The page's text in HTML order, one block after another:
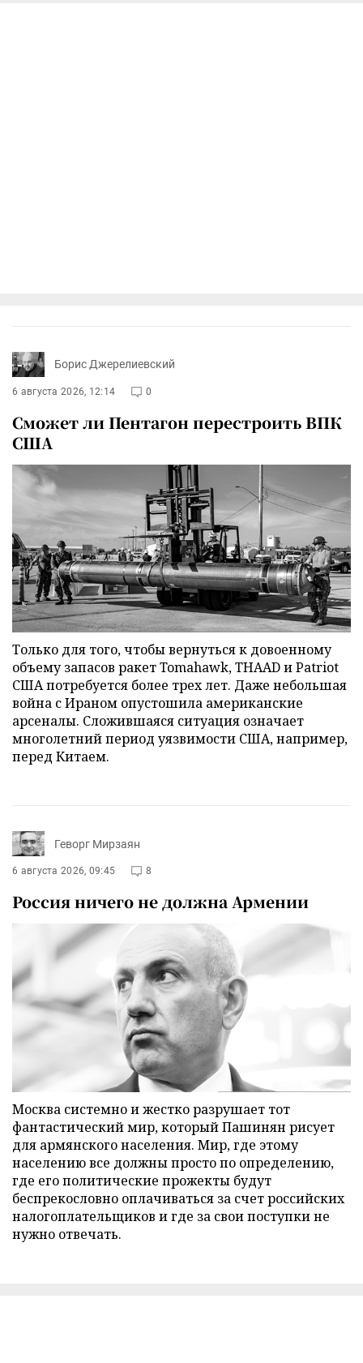
Борис Джерелиевский
6 августа 2026, 12:14 0
Сможет ли Пентагон перестроить ВПК
США
Только для того, чтобы вернуться к довоенному
объему запасов ракет Tomahawk, THAAD и Patriot
США потребуется более трех лет. Даже небольшая
война с Ираном опустошила американские
арсеналы. Сложившаяся ситуация означает
многолетний период уязвимости США, например,
перед Китаем.
Геворг Мирзаян
6 августа 2026, 09:45 8
Россия ничего не должна Армении
Москва системно и жестко разрушает тот
фантастический мир, который Пашинян рисует
для армянского населения. Мир, где этому
населению все должны просто по определению,
где его политические прожекты будут
беспрекословно оплачиваться за счет российских
налогоплательщиков и где за свои поступки не
нужно отвечать.